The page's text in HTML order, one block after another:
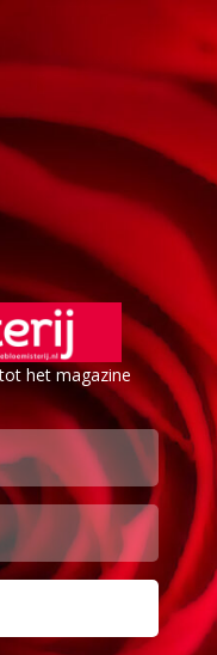
het magazine